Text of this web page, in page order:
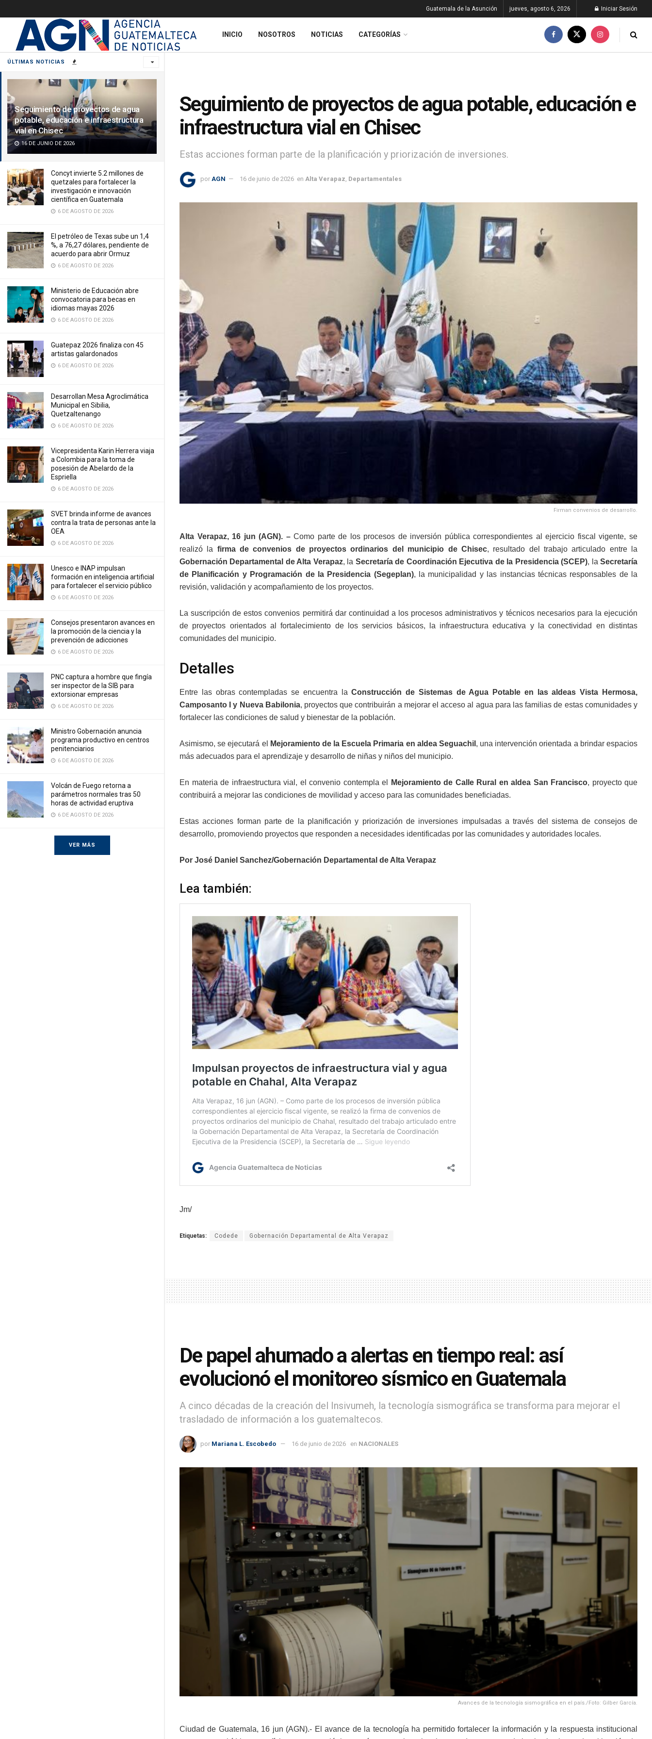
ÚLTIMAS NOTICIAS
Seguimiento de proyectos de agua
potable, educación e infraestructura
vial en Chisec
16 DE JUNIO DE 2026
Concyt invierte 5.2 millones de
quetzales para fortalecer la
investigación e innovación
científica en Guatemala
6 DE AGOSTO DE 2026
El petróleo de Texas sube un 1,4
%, a 76,27 dólares, pendiente de
acuerdo para abrir Ormuz
6 DE AGOSTO DE 2026
Ministerio de Educación abre
convocatoria para becas en
idiomas mayas 2026
6 DE AGOSTO DE 2026
Guatepaz 2026 finaliza con 45
artistas galardonados
6 DE AGOSTO DE 2026
Desarrollan Mesa Agroclimática
Municipal en Sibilia,
Quetzaltenango
6 DE AGOSTO DE 2026
Vicepresidenta Karin Herrera viaja
a Colombia para la toma de
posesión de Abelardo de la
Espriella
6 DE AGOSTO DE 2026
SVET brinda informe de avances
contra la trata de personas ante la
OEA
6 DE AGOSTO DE 2026
Unesco e INAP impulsan
formación en inteligencia artificial
para fortalecer el servicio público
6 DE AGOSTO DE 2026
Consejos presentaron avances en
la promoción de la ciencia y la
prevención de adicciones
6 DE AGOSTO DE 2026
PNC captura a hombre que fingía
ser inspector de la SIB para
extorsionar empresas
6 DE AGOSTO DE 2026
Ministro Gobernación anuncia
programa productivo en centros
penitenciarios
6 DE AGOSTO DE 2026
Volcán de Fuego retorna a
parámetros normales tras 50
horas de actividad eruptiva
6 DE AGOSTO DE 2026
VER MÁS
Guatemala de la Asunción jueves, agosto 6, 2026 Iniciar Sesión
INICIO NOSOTROS NOTICIAS CATEGORÍAS
Seguimiento de proyectos de agua potable, educación e
infraestructura vial en Chisec
Estas acciones forman parte de la planificación y priorización de inversiones.
por AGN 16 de junio de 2026 en Alta Verapaz Departamentales
Firman convenios de desarrollo.
Alta Verapaz, 16 jun (AGN). –Como parte de los procesos de inversión pública correspondientes al ejercicio fiscal vigente, se
realizó la firma de convenios de proyectos ordinarios del municipio de Chisec, resultado del trabajo articulado entre la
Gobernación Departamental de Alta Verapaz, la Secretaría de Coordinación Ejecutiva de la Presidencia (SCEP), laSecretaría
de Planificación y Programación de la Presidencia (Segeplan), la municipalidad y las instancias técnicas responsables de la
revisión, validación y acompañamiento de los proyectos.
La suscripción de estos convenios permitirá dar continuidad a los procesos administrativos y técnicos necesarios para la ejecución
de proyectos orientados al fortalecimiento de los servicios básicos, la infraestructura educativa y la conectividad en distintas
comunidades del municipio.
Detalles
Entre las obras contempladas se encuentra laConstrucción de Sistemas de Agua Potable en las aldeas Vista Hermosa,
Camposanto I y Nueva Babilonia, proyectos que contribuirán a mejorar el acceso al agua para las familias de estas comunidades y
fortalecer las condiciones de salud y bienestar de la población.
Asimismo, se ejecutará el Mejoramiento de la Escuela Primaria en aldea Seguachil , una intervención orientada a brindar espacios
más adecuados para el aprendizaje y desarrollo de niñas y niños del municipio.
En materia de infraestructura vial, el convenio contempla el Mejoramiento de Calle Rural en aldea San Francisco, proyecto que
contribuirá a mejorar las condiciones de movilidad y acceso para las comunidades beneficiadas.
Estas acciones forman parte de la planificación y priorización de inversiones impulsadas a través del sistema de consejos de
desarrollo, promoviendo proyectos que responden a necesidades identificadas por las comunidades y autoridades locales.
Por José Daniel Sanchez/Gobernación Departamental de Alta Verapaz
Lea también:
Jm/
Etiquetas: Codede Gobernación Departamental de Alta Verapaz
De papel ahumado a alertas en tiempo real: así
evolucionó el monitoreo sísmico en Guatemala
A cinco décadas de la creación del Insivumeh, la tecnología sismográfica se transforma para mejorar el
trasladado de información a los guatemaltecos.
por Mariana L. Escobedo 16 de junio de 2026 en NACIONALES
Avances de la tecnología sismográfica en el país./Foto: Gilber García.
Ciudad de Guatemala, 16 jun (AGN).- El avance de la tecnología ha permitido fortalecer la información y la respuesta institucional